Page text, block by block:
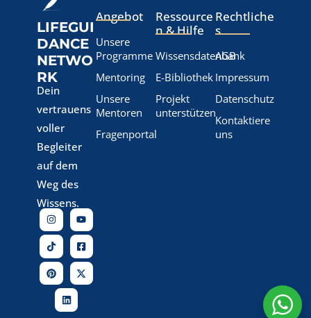
LIFEGUI
DANCE
NETWO
RK
Dein
vertrauens
voller
Begleiter
auf dem
Weg des
Wissens.
Angebot
Unsere
Programme
Mentoring
Unsere
Mentoren
Fragenportal
Ressource
n & Hilfe
Wissensdatenbank
E-Bibliothek
Projekt
unterstützen
Rechtliche
s
AGB
Impressum
Datenschutz
Kontaktiere
uns